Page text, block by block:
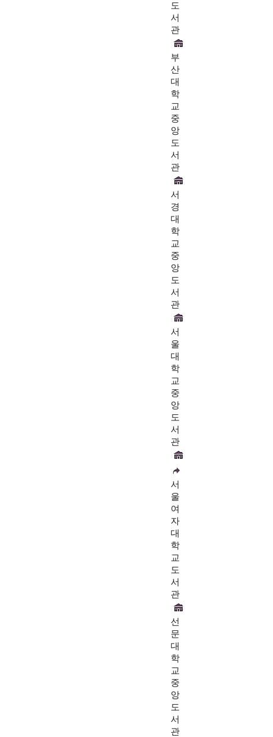
도
서
관
부
산
대
학
교
중
앙
도
서
관
서
경
대
학
교
중
앙
도
서
관
서
울
대
학
교
중
앙
도
서
관
서
울
여
자
대
학
교
도
서
관
선
문
대
학
교
중
앙
도
서
관